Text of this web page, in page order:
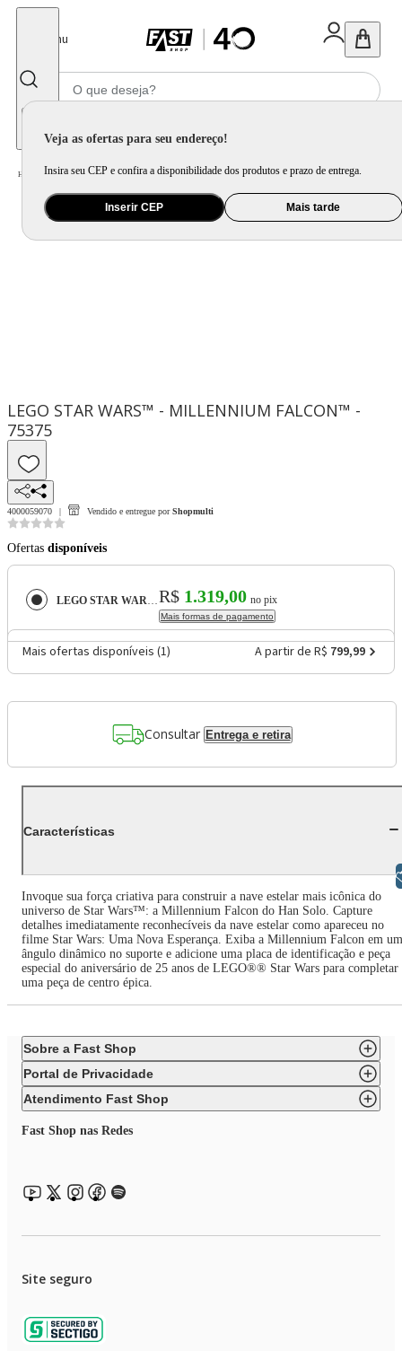
Menu
Veja as ofertas para seu endereço!
Insira seu CEP e confira a disponibilidade dos produtos e prazo de entrega.
Inserir CEP Mais tarde
Home Brinquedo e Colecionável / Para Colecionar
LEGO STAR WARS™ - MILLENNIUM FALCON™ -
75375
4000059070 Vendido e entregue por Shopmulti
Ofertas disponíveis
LEGO STAR WARS™ - MILLENNIUM FALCON™ - 75375R$ 1.319,00 no pix
Mais formas de pagamento
Mais ofertas disponíveis (1) A partir de R$ 799,99
Consultar Entrega e retira
Características
Invoque sua força criativa para construir a nave estelar mais icônica do
universo de Star Wars™: a Millennium Falcon do Han Solo. Capture
detalhes imediatamente reconhecíveis da nave estelar como apareceu no
filme Star Wars: Uma Nova Esperança. Exiba a Millennium Falcon em um
ângulo dinâmico no suporte e adicione uma placa de identificação e peça
especial do aniversário de 25 anos de LEGO®® Star Wars para completar
uma peça de centro épica.
Sobre a Fast Shop
Portal de Privacidade
Atendimento Fast Shop
Fast Shop nas Redes
Site seguro
Libras